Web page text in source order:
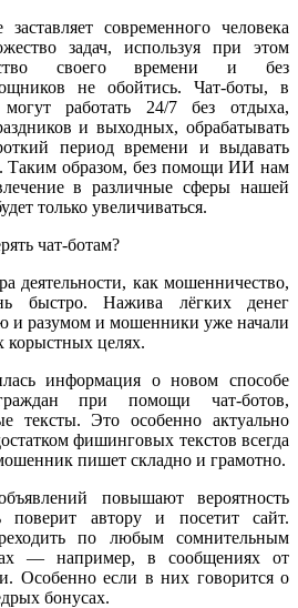
современного человека
задач, используя при этом
своего времени и без
не обойтись. Чат-боты, в
работать 24/7 без отдыха,
и выходных, обрабатывать
период времени и выдавать
Таким образом, без помощи ИИ нам
в различные сферы нашей
только увеличиваться.
чат-ботам?
деятельности, как мошенничество,
быстро. Нажива лёгких денег
и разумом и мошенники уже начали
корыстных целях.
информация о новом способе
при помощи чат-ботов,
тексты. Это особенно актуально
фишинговых текстов всегда
пишет складно и грамотно.
повышают вероятность
поверит автору и посетит сайт.
по любым сомнительным
— например, в сообщениях от
Особенно если в них говорится о
бонусах.